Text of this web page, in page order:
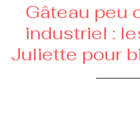
Gâteau peu
industriel :
Juliette pour